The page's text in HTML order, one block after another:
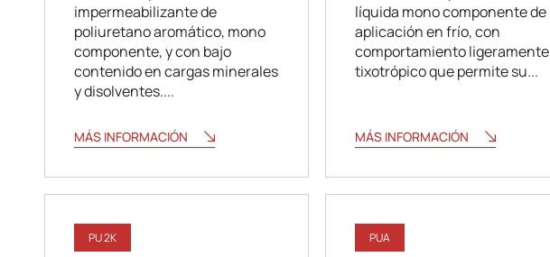
impermeabilizante de
poliuretano aromático, mono
componente, y con bajo
contenido en cargas minerales
y disolventes....
MÁS INFORMACIÓN
líquida mono componente de
aplicación en frío, con
comportamiento ligeramente
tixotrópico que permite su...
MÁS INFORMACIÓN
PU 2K PUA